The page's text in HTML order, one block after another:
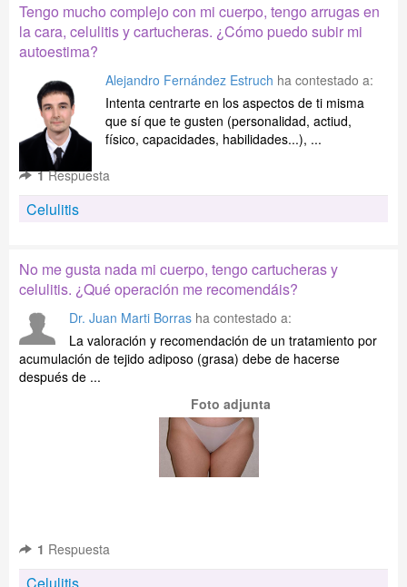
Tengo mucho complejo con mi cuerpo, tengo arrugas en
la cara, celulitis y cartucheras. ¿Cómo puedo subir mi
autoestima?
Alejandro Fernández Estruch ha contestado a:
Intenta centrarte en los aspectos de ti misma
que sí que te gusten (personalidad, actiud,
físico, capacidades, habilidades...), ...
1Respuesta
Celulitis
No me gusta nada mi cuerpo, tengo cartucheras y
celulitis. ¿Qué operación me recomendáis?
Dr. Juan Marti Borras ha contestado a:
La valoración y recomendación de un tratamiento por
acumulación de tejido adiposo (grasa) debe de hacerse
después de ...
Foto adjunta
1 Respuesta